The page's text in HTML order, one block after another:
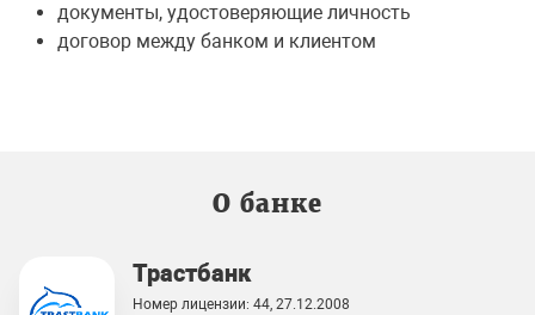
документы, удостоверяющие личность
договор между банком и клиентом
О банке
Трастбанк
Номер лицензии: 44, 27.12.2008